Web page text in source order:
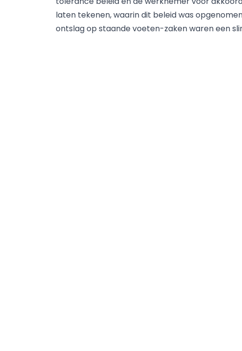
laten tekenen, waarin dit beleid was
ontslag op staande voeten-zaken waren een